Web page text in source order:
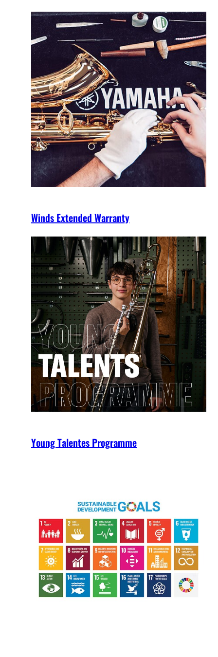
Winds Extended Warranty
Young Talentes Programme